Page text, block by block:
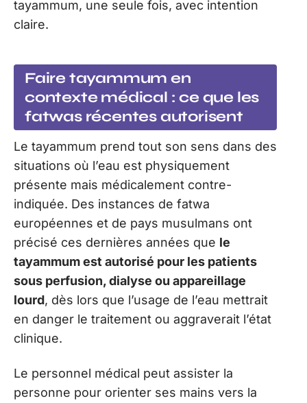
tayammum, une seule fois, avec intention
claire.
Faire tayammum en
contexte médical : ce que les
fatwas récentes autorisent
Le tayammum prend tout son sens dans des
situations où l’eau est physiquement
présente mais médicalement contre-
indiquée. Des instances de fatwa
européennes et de pays musulmans ont
précisé ces dernières années que le
tayammum est autorisé pour les patients
sous perfusion, dialyse ou appareillage
lourd, dès lors que l’usage de l’eau mettrait
en danger le traitement ou aggraverait l’état
clinique.
Le personnel médical peut assister la
personne pour orienter ses mains vers la